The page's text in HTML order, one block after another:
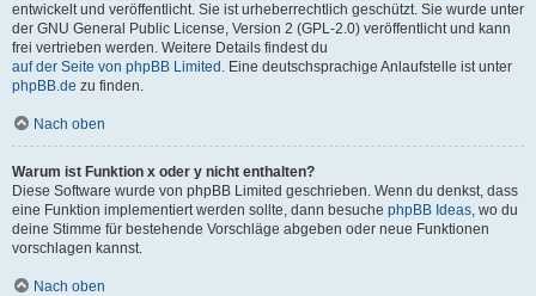
entwickelt und veröffentlicht. Sie ist urheberrechtlich geschützt. Sie wurde unter
der GNU General Public License, Version 2 (GPL-2.0) veröffentlicht und kann
frei vertrieben werden. Weitere Details findest du
auf der Seite von phpBB Limited . Eine deutschsprachige Anlaufstelle ist unter
phpBB.de zu finden.
Nach oben
Warum ist Funktion x oder y nicht enthalten?
Diese Software wurde von phpBB Limited geschrieben. Wenn du denkst, dass
eine Funktion implementiert werden sollte, dann besuche phpBB Ideas, wo du
deine Stimme für bestehende Vorschläge abgeben oder neue Funktionen
vorschlagen kannst.
Nach oben